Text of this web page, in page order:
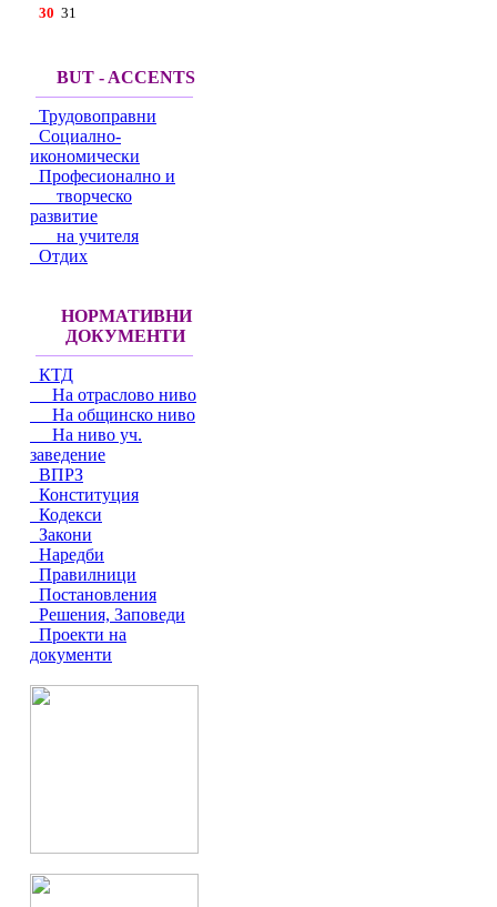
30 31
BUT - ACCENTS
Трудовоправни
Социално-
икономически
Професионално и
творческо
развитие
на учителя
Отдих
НОРМАТИВНИ
ДОКУМЕНТИ
КТД
На отраслово ниво
На общинско ниво
На ниво уч.
заведение
ВПРЗ
Конституция
Кодекси
Закони
Наредби
Правилници
Постановления
Решения, Заповеди
Проекти на
документи